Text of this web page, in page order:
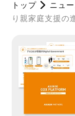
トップ ニュー
り親家庭支援の